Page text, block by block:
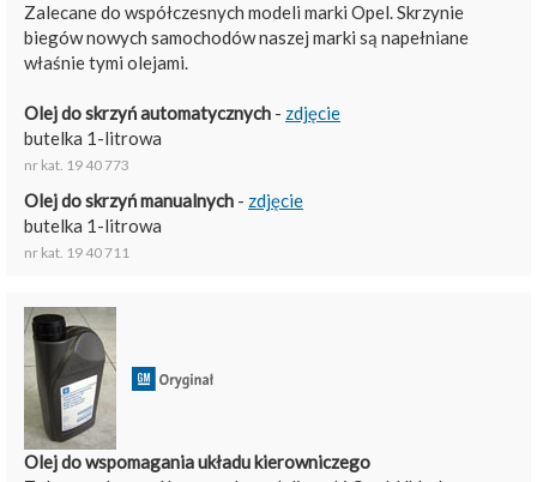
Zalecane do współczesnych modeli marki Opel. Skrzynie
biegów nowych samochodów naszej marki są napełniane
właśnie tymi olejami.
Olej do skrzyń automatycznych - zdjęcie
butelka 1-litrowa
nr kat. 19 40 773
Olej do skrzyń manualnych - zdjęcie
butelka 1-litrowa
nr kat. 19 40 711
Olej do wspomagania układu kierowniczego